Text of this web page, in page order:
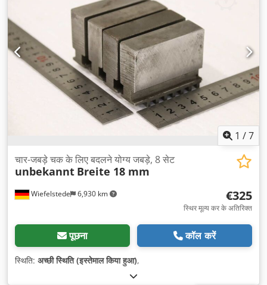
1 /7
Wiefelstede 6,930 km
चार-जबड़े चक के लिए बदलने योग्य जबड़े, 8 सेट
unbekannt Breite 18 mm
€325
स्थिर मूल्य कर के अतिरिक्त
पूछना कॉल करें
स्थिति: अच्छी स्थिति (इस्तेमाल किया हुआ),